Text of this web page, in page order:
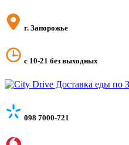
г. Запорожье
с 10-21 без выходных
098 7000-721